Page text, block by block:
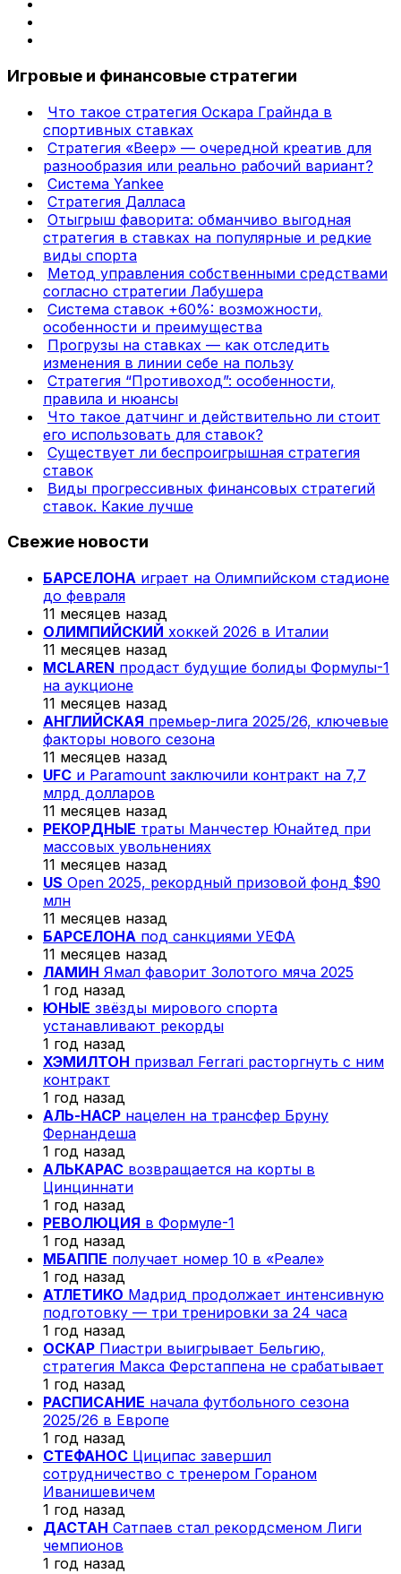
Игровые и финансовые стратегии
Что такое стратегия Оскара Грайнда в
спортивных ставках
Стратегия «Веер» — очередной креатив для
разнообразия или реально рабочий вариант?
Система Yankee
Стратегия Далласа
Отыгрыш фаворита: обманчиво выгодная
стратегия в ставках на популярные и редкие
виды спорта
Метод управления собственными средствами
согласно стратегии Лабушера
Система ставок +60%: возможности,
особенности и преимущества
Прогрузы на ставках — как отследить
изменения в линии себе на пользу
Стратегия “Противоход”: особенности,
правила и нюансы
Что такое датчинг и действительно ли стоит
его использовать для ставок?
Существует ли беспроигрышная стратегия
ставок
Виды прогрессивных финансовых стратегий
ставок. Какие лучше
Свежие новости
БАРСЕЛОНА играет на Олимпийском стадионе
до февраля
11 месяцев назад
ОЛИМПИЙСКИЙ хоккей 2026 в Италии
11 месяцев назад
MCLAREN продаст будущие болиды Формулы-1
на аукционе
11 месяцев назад
АНГЛИЙСКАЯ премьер-лига 2025/26, ключевые
факторы нового сезона
11 месяцев назад
UFC и Paramount заключили контракт на 7,7
млрд долларов
11 месяцев назад
РЕКОРДНЫЕ траты Манчестер Юнайтед при
массовых увольнениях
11 месяцев назад
US Open 2025, рекордный призовой фонд $90
млн
11 месяцев назад
БАРСЕЛОНА под санкциями УЕФА
11 месяцев назад
ЛАМИН Ямал фаворит Золотого мяча 2025
1 год назад
ЮНЫЕ звёзды мирового спорта
устанавливают рекорды
1 год назад
ХЭМИЛТОН призвал Ferrari расторгнуть с ним
контракт
1 год назад
АЛЬ-НАСР нацелен на трансфер Бруну
Фернандеша
1 год назад
АЛЬКАРАС возвращается на корты в
Цинциннати
1 год назад
РЕВОЛЮЦИЯ в Формуле-1
1 год назад
МБАППЕ получает номер 10 в «Реале»
1 год назад
АТЛЕТИКО Мадрид продолжает интенсивную
подготовку — три тренировки за 24 часа
1 год назад
ОСКАР Пиастри выигрывает Бельгию,
стратегия Макса Ферстаппена не срабатывает
1 год назад
РАСПИСАНИЕ начала футбольного сезона
2025/26 в Европе
1 год назад
СТЕФАНОС Циципас завершил
сотрудничество с тренером Гораном
Иванишевичем
1 год назад
ДАСТАН Сатпаев стал рекордсменом Лиги
чемпионов
1 год назад